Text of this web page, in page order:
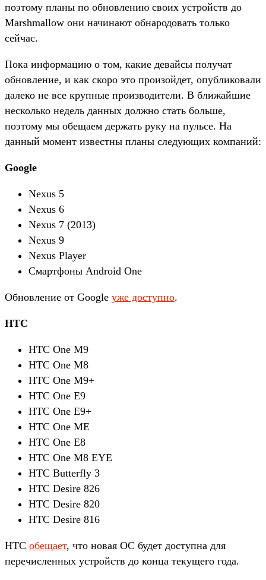
поэтому планы по обновлению своих устройств до
Marshmallow они начинают обнародовать только
сейчас.
Пока информацию о том, какие девайсы получат
обновление, и как скоро это произойдет, опубликовали
далеко не все крупные производители. В ближайшие
несколько недель данных должно стать больше,
поэтому мы обещаем держать руку на пульсе. На
данный момент известны планы следующих компаний:
Google
Nexus 5
Nexus 6
Nexus 7 (2013)
Nexus 9
Nexus Player
Смартфоны Android One
Обновление от Google уже доступно.
HTC
HTC One M9
HTC One M8
HTC One M9+
HTC One E9
HTC One E9+
HTC One ME
HTC One E8
HTC One M8 EYE
HTC Butterfly 3
HTC Desire 826
HTC Desire 820
HTC Desire 816
HTC обещает, что новая ОС будет доступна для
перечисленных устройств до конца текущего года.